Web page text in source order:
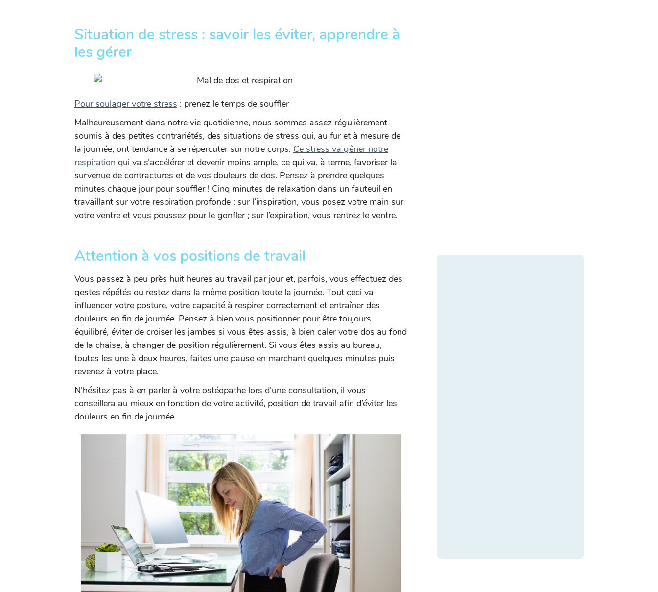
Situation de stress : savoir les éviter, apprendre à
les gérer
Pour soulager votre stress : prenez le temps de souffler
Malheureusement dans notre vie quotidienne, nous sommes assez régulièrement
soumis à des petites contrariétés, des situations de stress qui, au fur et à mesure de
la journée, ont tendance à se répercuter sur notre corps. Ce stress va gêner notre
respiration qui va s’accélérer et devenir moins ample, ce qui va, à terme, favoriser la
survenue de contractures et de vos douleurs de dos. Pensez à prendre quelques
minutes chaque jour pour souffler ! Cinq minutes de relaxation dans un fauteuil en
travaillant sur votre respiration profonde : sur l’inspiration, vous posez votre main sur
votre ventre et vous poussez pour le gonfler ; sur l’expiration, vous rentrez le ventre.
Attention à vos positions de travail
Vous passez à peu près huit heures au travail par jour et, parfois, vous effectuez des
gestes répétés ou restez dans la même position toute la journée. Tout ceci va
influencer votre posture, votre capacité à respirer correctement et entraîner des
douleurs en fin de journée. Pensez à bien vous positionner pour être toujours
équilibré, éviter de croiser les jambes si vous êtes assis, à bien caler votre dos au fond
de la chaise, à changer de position régulièrement. Si vous êtes assis au bureau,
toutes les une à deux heures, faites une pause en marchant quelques minutes puis
revenez à votre place.
N’hésitez pas à en parler à votre ostéopathe lors d’une consultation, il vous
conseillera au mieux en fonction de votre activité, position de travail afin d’éviter les
douleurs en fin de journée.